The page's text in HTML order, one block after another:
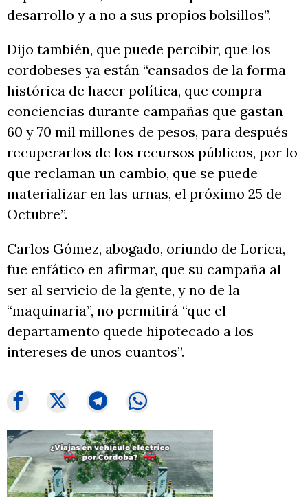
desarrollo y a no a sus propios bolsillos”.
Dijo también, que puede percibir, que los
cordobeses ya están “cansados de la forma
histórica de hacer política, que compra
conciencias durante campañas que gastan
60 y 70 mil millones de pesos, para después
recuperarlos de los recursos públicos, por lo
que reclaman un cambio, que se puede
materializar en las urnas, el próximo 25 de
Octubre”.
Carlos Gómez, abogado, oriundo de Lorica,
fue enfático en afirmar, que su campaña al
ser al servicio de la gente, y no de la
“maquinaria”, no permitirá “que el
departamento quede hipotecado a los
intereses de unos cuantos”.